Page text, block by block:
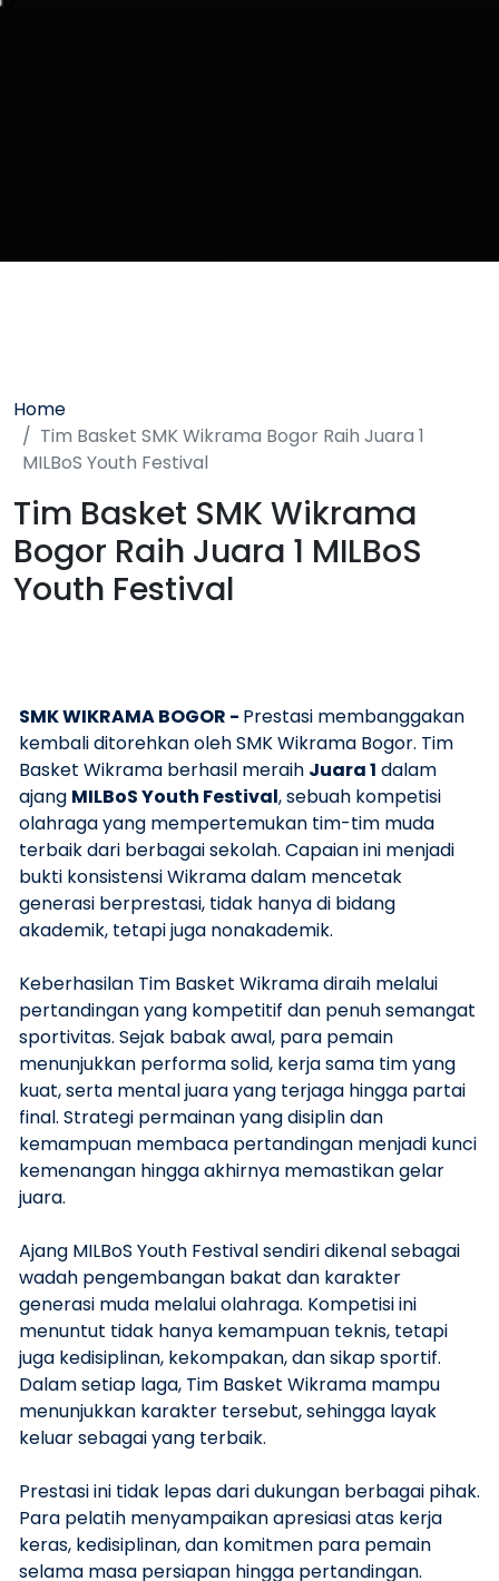
Home
Tim Basket SMK Wikrama Bogor Raih Juara 1
MILBoS Youth Festival
Tim Basket SMK Wikrama
Bogor Raih Juara 1 MILBoS
Youth Festival
SMK WIKRAMA BOGOR - Prestasi membanggakan
kembali ditorehkan oleh SMK Wikrama Bogor. Tim
Basket Wikrama berhasil meraih Juara 1 dalam
ajang MILBoS Youth Festival, sebuah kompetisi
olahraga yang mempertemukan tim-tim muda
terbaik dari berbagai sekolah. Capaian ini menjadi
bukti konsistensi Wikrama dalam mencetak
generasi berprestasi, tidak hanya di bidang
akademik, tetapi juga nonakademik.
Keberhasilan Tim Basket Wikrama diraih melalui
pertandingan yang kompetitif dan penuh semangat
sportivitas. Sejak babak awal, para pemain
menunjukkan performa solid, kerja sama tim yang
kuat, serta mental juara yang terjaga hingga partai
final. Strategi permainan yang disiplin dan
kemampuan membaca pertandingan menjadi kunci
kemenangan hingga akhirnya memastikan gelar
juara.
Ajang MILBoS Youth Festival sendiri dikenal sebagai
wadah pengembangan bakat dan karakter
generasi muda melalui olahraga. Kompetisi ini
menuntut tidak hanya kemampuan teknis, tetapi
juga kedisiplinan, kekompakan, dan sikap sportif.
Dalam setiap laga, Tim Basket Wikrama mampu
menunjukkan karakter tersebut, sehingga layak
keluar sebagai yang terbaik.
Prestasi ini tidak lepas dari dukungan berbagai pihak.
Para pelatih menyampaikan apresiasi atas kerja
keras, kedisiplinan, dan komitmen para pemain
selama masa persiapan hingga pertandingan.